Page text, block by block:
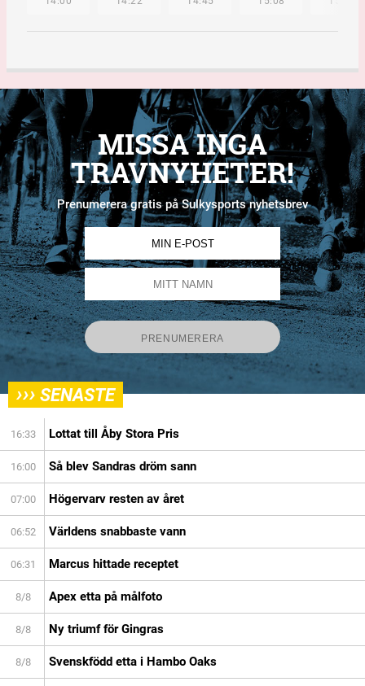
MISSA INGA
TRAVNYHETER!
Prenumerera gratis på Sulkysports nyhetsbrev
››› SENASTE
16:33 Lottat till Åby Stora Pris
16:00 Så blev Sandras dröm sann
07:00 Högervarv resten av året
06:52 Världens snabbaste vann
06:31 Marcus hittade receptet
8/8 Apex etta på målfoto
8/8 Ny triumf för Gingras
8/8 Svenskfödd etta i Hambo Oaks